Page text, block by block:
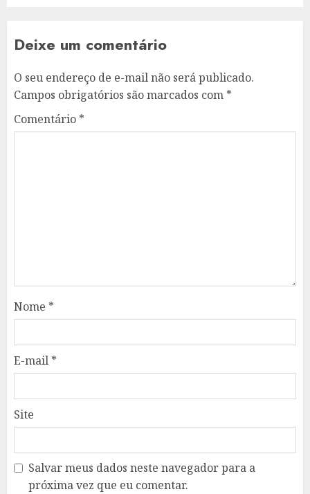
Deixe um comentário
O seu endereço de e-mail não será publicado.
Campos obrigatórios são marcados com *
Comentário *
Nome *
E-mail *
Site
Salvar meus dados neste navegador para a
próxima vez que eu comentar.